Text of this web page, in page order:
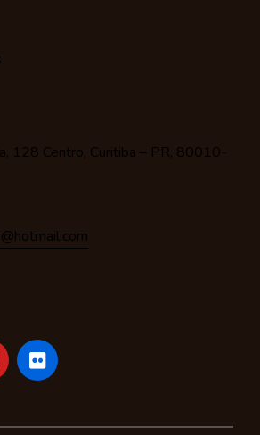
128 Centro, Curitiba – PR, 80010-